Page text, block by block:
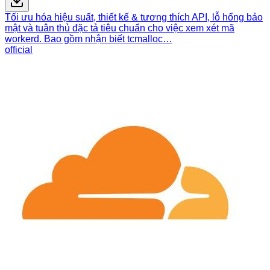
Tối ưu hóa hiệu suất, thiết kế & tương thích API, lỗ hổng bảo
mật và tuân thủ đặc tả tiêu chuẩn cho việc xem xét mã
workerd. Bao gồm nhận biết tcmalloc…
official